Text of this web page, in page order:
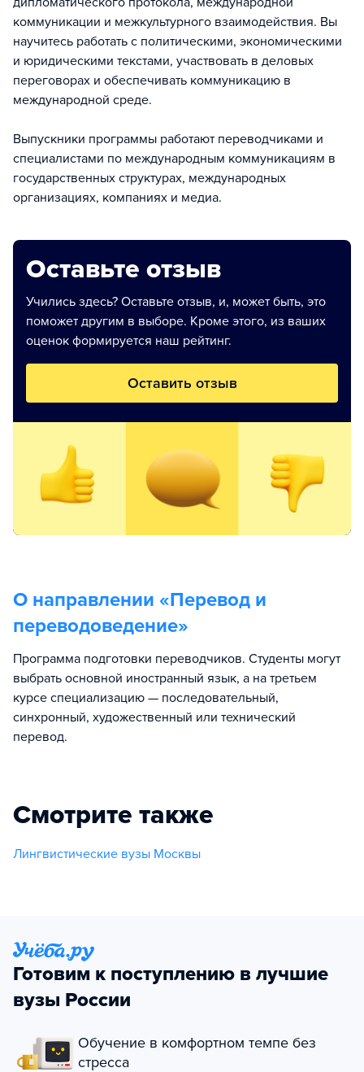
коммуникации и межкультурного взаимодействия. Вы
научитесь работать с политическими, экономическими
и юридическими текстами, участвовать в деловых
переговорах и обеспечивать коммуникацию в
международной среде.
Выпускники программы работают переводчиками и
специалистами по международным коммуникациям в
государственных структурах, международных
организациях, компаниях и медиа.
Оставьте отзыв
Учились здесь? Оставьте отзыв, и, может быть, это
поможет другим в выборе. Кроме этого, из ваших
оценок формируется наш рейтинг.
Оставить отзыв
О направлении «Перевод и
переводоведение»
Программа подготовки переводчиков. Студенты могут
выбрать основной иностранный язык, а на третьем
курсе специализацию — последовательный,
синхронный, художественный или технический
перевод.
Смотрите также
Лингвистические вузы Москвы
Готовим к поступлению в лучшие
вузы России
Обучение в комфортном темпе без
стресса